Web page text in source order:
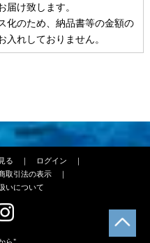
届け致します。
化のため、納品書等の金額の
入れしておりません。
る ｜ ログイン ｜
取引法の表示｜
いについて